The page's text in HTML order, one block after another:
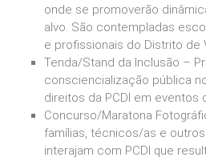
onde se promoverão
alvo. São contempladas
e profissionais do Distrito de
Tenda/Stand da Inclusão –
consciencialização pública
direitos da PCDI em eventos
Concurso/Maratona
famílias, técnicos/as e
interajam com PCDI que